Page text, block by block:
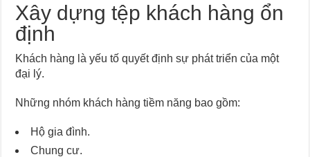
Xây dựng tệp khách hàng ổn
định
Khách hàng là yếu tố quyết định sự phát triển của một
đại lý.
Những nhóm khách hàng tiềm năng bao gồm:
Hộ gia đình.
Chung cư.